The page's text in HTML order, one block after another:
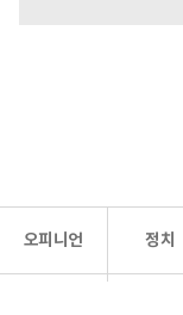
오피니언 정치